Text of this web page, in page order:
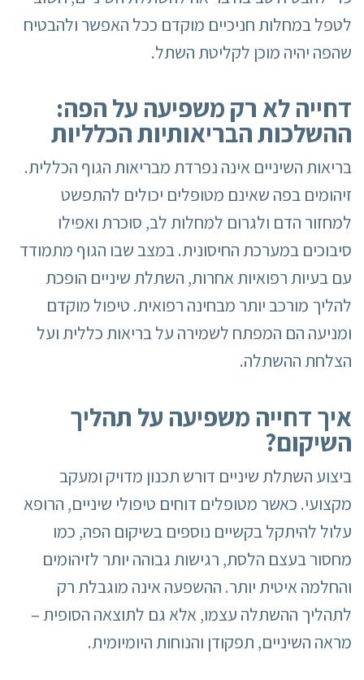
לטפל במחלות חניכיים מוקדם ככל האפשר ולהבטיח
שהפה יהיה מוכן לקליטת השתל.
דחייה לא רק משפיעה על הפה:
ההשלכות הבריאותיות הכלליות
בריאות השיניים אינה נפרדת מבריאות הגוף הכללית.
זיהומים בפה שאינם מטופלים יכולים להתפשט
למחזור הדם ולגרום למחלות לב, סוכרת ואפילו
סיבוכים במערכת החיסונית. במצב שבו הגוף מתמודד
עם בעיות רפואיות אחרות, השתלת שיניים הופכת
להליך מורכב יותר מבחינה רפואית. טיפול מוקדם
ומניעה הם המפתח לשמירה על בריאות כללית ועל
הצלחת ההשתלה.
איך דחייה משפיעה על תהליך
השיקום?
ביצוע השתלת שיניים דורש תכנון מדויק ומעקב
מקצועי. כאשר מטופלים דוחים טיפולי שיניים, הרופא
עלול להיתקל בקשיים נוספים בשיקום הפה, כמו
מחסור בעצם הלסת, רגישות גבוהה יותר לזיהומים
והחלמה איטית יותר. ההשפעה אינה מוגבלת רק
לתהליך ההשתלה עצמו, אלא גם לתוצאה הסופית –
מראה השיניים, תפקודן והנוחות היומיומית.